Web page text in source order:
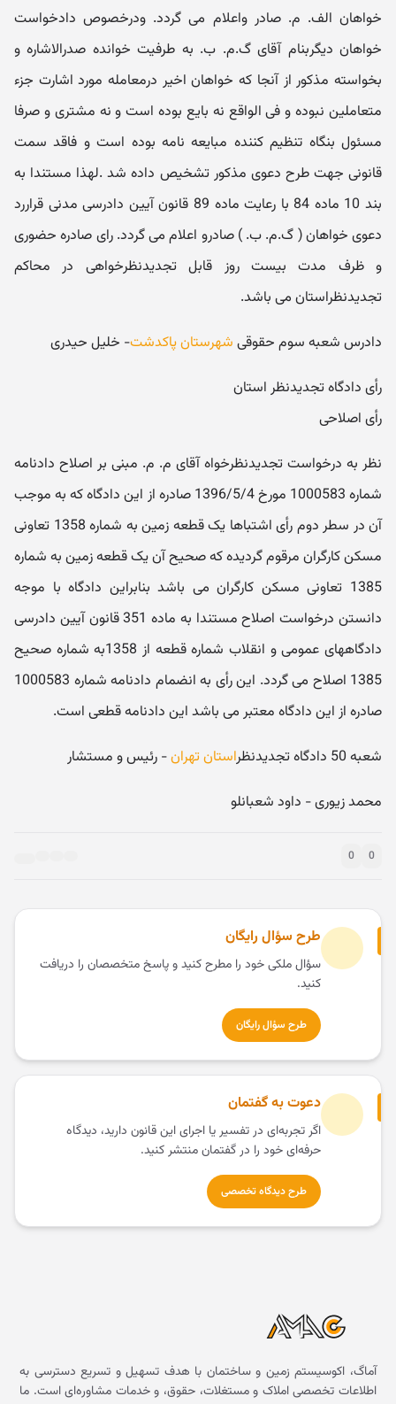
خواهان الف. م. صادر واعلام می گردد. ودرخصوص دادخواست
خواهان دیگربنام آقای گ.م. ب. به طرفیت خوانده صدرالاشاره و
بخواسته مذکور از آنجا که خواهان اخیر درمعامله مورد اشارت جزء
متعاملین نبوده و فی الواقع نه بایع بوده است و نه مشتری و صرفا
مسئول بنگاه تنظیم کننده مبایعه نامه بوده است و فاقد سمت
قانونی جهت طرح دعوی مذکور تشخیص داده شد .لهذا مستندا به
بند 10 ماده 84 با رعایت ماده 89 قانون آیین دادرسی مدنی قراررد
دعوی خواهان ( گ.م. ب. ) صادرو اعلام می گردد. رای صادره حضوری
و ظرف مدت بیست روز قابل تجدیدنظرخواهی در محاکم
تجدیدنظراستان می باشد.
دادرس شعبه سوم حقوقی شهرستان پاکدشت- خلیل حیدری
رأی دادگاه تجدیدنظر استان
رأی اصلاحی
نظر به درخواست تجدیدنظرخواه آقای م. م. مبنی بر اصلاح دادنامه
شماره 1000583 مورخ 1396/5/4 صادره از این دادگاه که به موجب
آن در سطر دوم رأی اشتباها یک قطعه زمین به شماره 1358 تعاونی
مسکن کارگران مرقوم گردیده که صحیح آن یک قطعه زمین به شماره
1385 تعاونی مسکن کارگران می باشد بنابراین دادگاه با موجه
دانستن درخواست اصلاح مستندا به ماده 351 قانون آیین دادرسی
دادگاههای عمومی و انقلاب شماره قطعه از 1358به شماره صحیح
1385 اصلاح می گردد. این رأی به انضمام دادنامه شماره 1000583
صادره از این دادگاه معتبر می باشد این دادنامه قطعی است.
شعبه 50 دادگاه تجدیدنظر استان تهران- رئیس و مستشار
محمد زیوری - داود شعبانلو
0
0
طرح سؤال رایگان
سؤال ملکی خود را مطرح کنید و پاسخ متخصصان را دریافت
کنید.
طرح سؤال رایگان
دعوت به گفتمان
اگر تجربه‌ای در تفسیر یا اجرای این قانون دارید، دیدگاه
حرفه‌ای خود را در گفتمان منتشر کنید.
طرح دیدگاه تخصصی
آماگ، اکوسیستم زمین و ساختمان با هدف تسهیل و تسریع دسترسی به
اطلاعات تخصصی املاک و مستغلات، حقوق، و خدمات مشاوره‌ای است. ما